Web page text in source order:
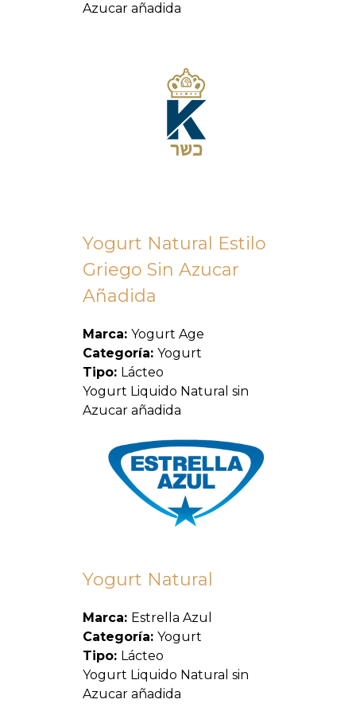
Azucar añadida
Yogurt Natural Estilo
Griego Sin Azucar
Añadida
Marca: Yogurt Age
Categoría: Yogurt
Tipo: Lácteo
Yogurt Liquido Natural sin
Azucar añadida
Yogurt Natural
Marca: Estrella Azul
Categoría: Yogurt
Tipo: Lácteo
Yogurt Liquido Natural sin
Azucar añadida